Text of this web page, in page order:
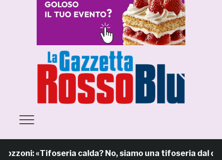
«Tifoseria calda? No, siamo una tifoseria dal